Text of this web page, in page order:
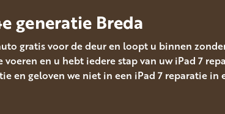
generatie Breda
gratis voor de deur en loopt u binnen
en u hebt iedere stap van uw iPad 7
en geloven we niet in een iPad 7 reparatie in